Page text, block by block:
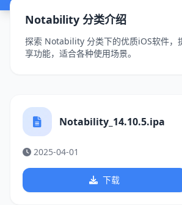
Notability 分类介绍
探索 Notability 分类下的优质iOS软件，
享功能，适合各种使用场景。
Notability_14.10.5.ipa
2025-04-01
下载